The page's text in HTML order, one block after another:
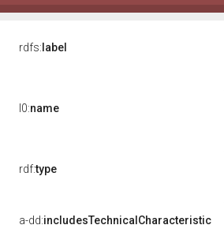
rdfs: label
l0:name
rdf:type
a-dd:includesTechnicalCharacteristic